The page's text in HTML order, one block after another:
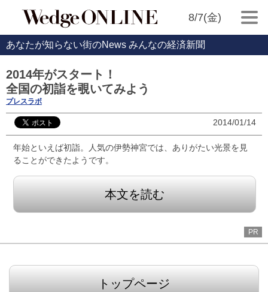
8/7(金)
あなたが知らない街のNews みんなの経済新聞
2014年がスタート！
全国の初詣を覗いてみよう
プレスラボ
2014/01/14
年始といえば初詣。人気の伊勢神宮では、ありがたい光景を見
ることができたようです。
本文を読む
PR
トップページ